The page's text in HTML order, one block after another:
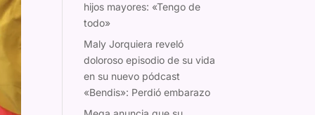
hijos mayores: «Tengo de
todo»
Maly Jorquiera reveló
doloroso episodio de su vida
en su nuevo pódcast
«Bendis»: Perdió embarazo